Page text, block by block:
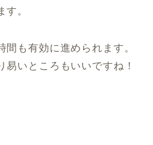
。
も有効に進められます。
易いところもいいですね！